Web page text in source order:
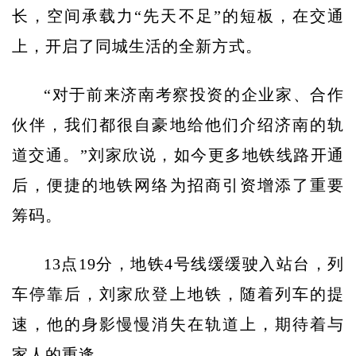
长，空间承载力“先天不足”的短板，在交通
上，开启了同城生活的全新方式。
“对于前来济南考察投资的企业家、合作
伙伴，我们都很自豪地给他们介绍济南的轨
道交通。”刘家欣说，如今更多地铁线路开通
后，便捷的地铁网络为招商引资增添了重要
筹码。
13点19分，地铁4号线缓缓驶入站台，列
车停靠后，刘家欣登上地铁，随着列车的提
速，他的身影慢慢消失在轨道上，期待着与